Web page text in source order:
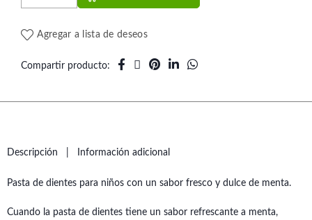
Agregar a lista de deseos
Compartir producto
Descripción Información adicional
Pasta de dientes para niños con un sabor fresco y dulce de menta.
Cuando la pasta de dientes tiene un sabor refrescante a menta,